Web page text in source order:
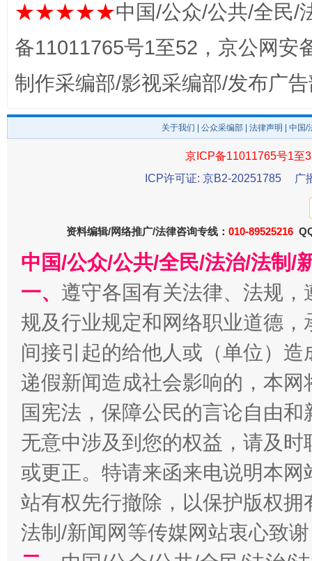
千年窑火 生生不息 一
揭开“小金库”的免责幌子
★★★★★中国/公众/公共/全民/
备11011765号1至52，京公网安
制作采编部/影视采编部/发布广
关于我们 公众采编部 法律声明 | 中国
京ICP备11011765号1至
ICP许可证: 京B2-20251785
广
资料编辑/网络推广/法律咨询专线： 010-89525216
中国/公众/公共/全民/法治/法制/
一、 遵守各国有关法律、法规
规及行业规定和网络职业道德
间接引起的给他人或（单位）
递假新闻造成社会影响的，本
国宪法，保障公民的言论自由
无意中涉及到您的权益，请及
或更正。特请来函来电说明本
站有权先行撤除，以保护版权
法制/新闻网等传媒网站衷心致